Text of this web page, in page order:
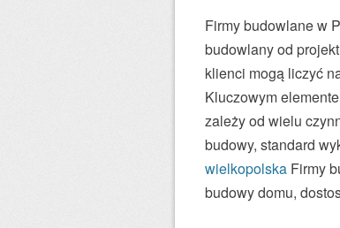
Firmy budowlane w
budowlany od
klienci mogą liczyć
Kluczowym
zależy od wielu
budowy, standard
wielkopolska Firmy
budowy domu,